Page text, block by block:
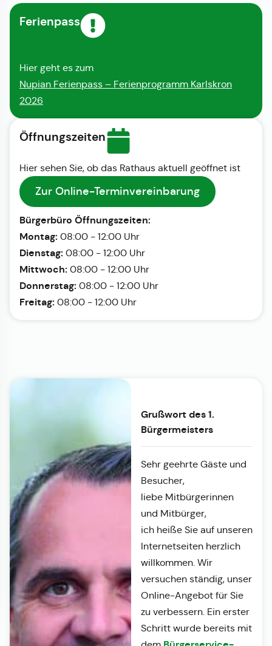
Ferienpass
Hier geht es zum
Nupian Ferienpass – Ferienprogramm Karlskron
2026
Öffnungszeiten
Hier sehen Sie, ob das Rathaus aktuell geöffnet ist
Zur Online-Terminvereinbarung
Bürgerbüro Öffnungszeiten:
Montag: 08:00 - 12:00 Uhr
Dienstag: 08:00 - 12:00 Uhr
Mittwoch: 08:00 - 12:00 Uhr
Donnerstag: 08:00 - 12:00 Uhr
Freitag: 08:00 - 12:00 Uhr
Grußwort des 1.
Bürgermeisters
Sehr geehrte Gäste und
Besucher,
liebe Mitbürgerinnen
und Mitbürger,
ich heiße Sie auf unseren
Internetseiten herzlich
willkommen. Wir
versuchen ständig, unser
Online-Angebot für Sie
zu verbessern. Ein erster
Schritt wurde bereits mit